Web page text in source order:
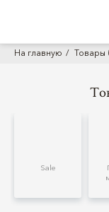
На главную Товары
Sale